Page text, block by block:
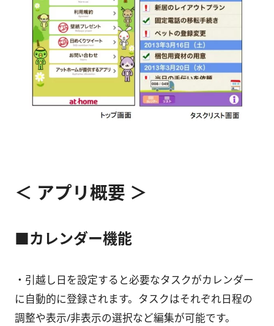
＜ アプリ概要 ＞
■カレンダー機能
・引越し日を設定すると必要なタスクがカレンダー
に自動的に登録されます。タスクはそれぞれ日程の
調整や表示/非表示の選択など編集が可能です。